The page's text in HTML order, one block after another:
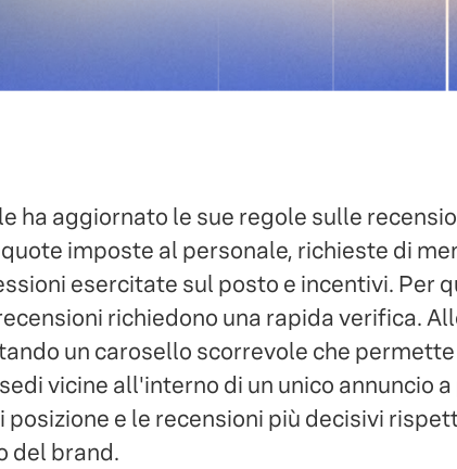
ha aggiornato le sue regole sulle
imposte al personale, richieste di
esercitate sul posto e incentivi. Per
richiedono una rapida verifica.
un carosello scorrevole che
vicine all'interno di un unico annuncio
posizione e le recensioni più decisivi
del brand.